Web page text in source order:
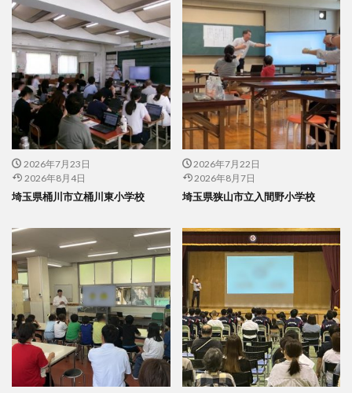
2026年7月23日
2026年8月4日
埼玉県桶川市立桶川東小学校
2026年7月22日
2026年8月7日
埼玉県狭山市立入間野小学校